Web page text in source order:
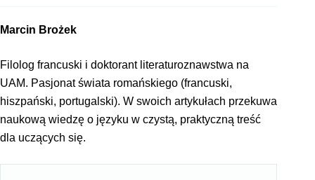
Marcin Brożek
Filolog francuski i doktorant literaturoznawstwa na
UAM. Pasjonat świata romańskiego (francuski,
hiszpański, portugalski). W swoich artykułach przekuwa
naukową wiedzę o języku w czystą, praktyczną treść
dla uczących się.